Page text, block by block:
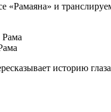
и
историю